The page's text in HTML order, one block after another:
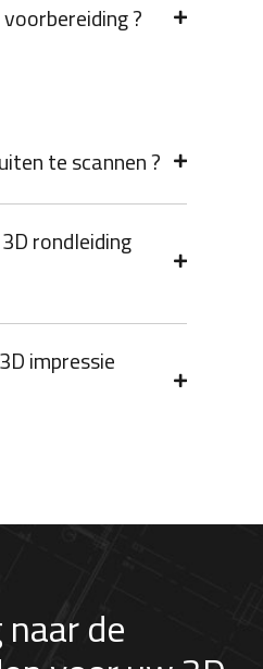
?
te scannen ?
rondleiding
impressie
de